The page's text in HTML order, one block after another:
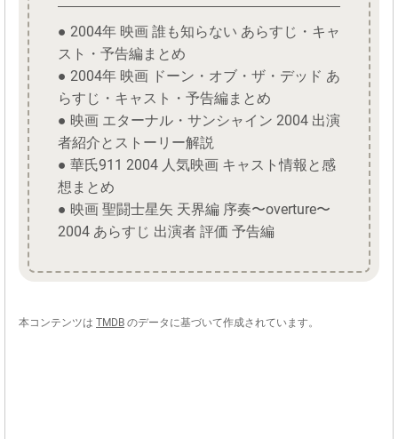
● 2004年 映画 誰も知らない あらすじ・キャ
スト・予告編まとめ
● 2004年 映画 ドーン・オブ・ザ・デッド あ
らすじ・キャスト・予告編まとめ
● 映画 エターナル・サンシャイン 2004 出演
者紹介とストーリー解説
● 華氏911 2004 人気映画 キャスト情報と感
想まとめ
● 映画 聖闘士星矢 天界編 序奏〜overture〜
2004 あらすじ 出演者 評価 予告編
本コンテンツは TMDB のデータに基づいて作成されています。